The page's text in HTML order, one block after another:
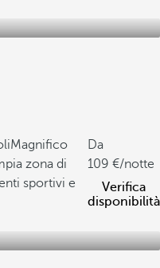
Magnifico
zona di
sportivi e
Da
109
/notte
Verifica
disponibilità